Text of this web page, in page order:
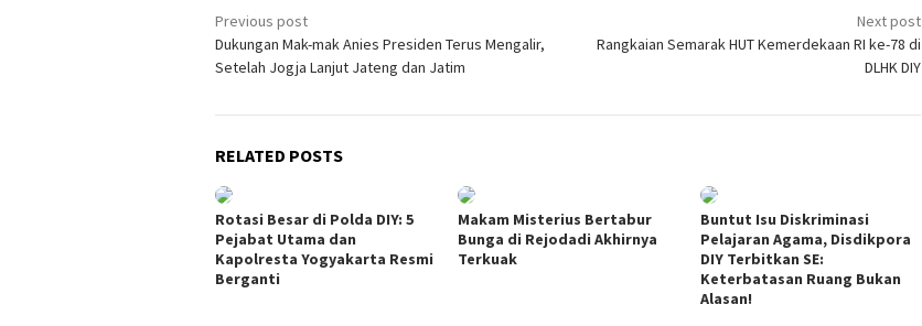
Post
navigation
Previous post
Dukungan Mak-mak Anies Presiden Terus Mengalir,
Setelah Jogja Lanjut Jateng dan Jatim
Next post
Rangkaian Semarak HUT Kemerdekaan RI ke-78 di
DLHK DIY
RELATED POSTS
Rotasi Besar di Polda DIY: 5
Pejabat Utama dan
Kapolresta Yogyakarta Resmi
Berganti
Makam Misterius Bertabur
Bunga di Rejodadi Akhirnya
Terkuak
Buntut Isu Diskriminasi
Pelajaran Agama, Disdikpora
DIY Terbitkan SE:
Keterbatasan Ruang Bukan
Alasan!